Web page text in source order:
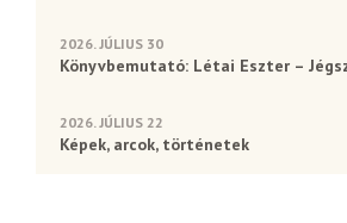
2026. JÚLIUS 30
Könyvbemutató: Létai Eszter –
2026. JÚLIUS 22
Képek, arcok, történetek